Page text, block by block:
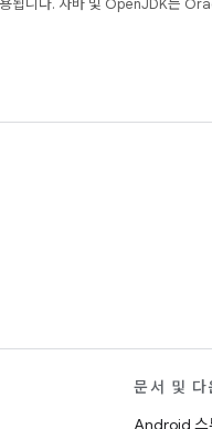
됩니다. 자바 및 OpenJDK는
문서 및 다
Android 스